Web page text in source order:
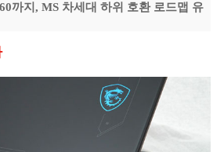
까지, MS 차세대 하위 호환 로드맵 유